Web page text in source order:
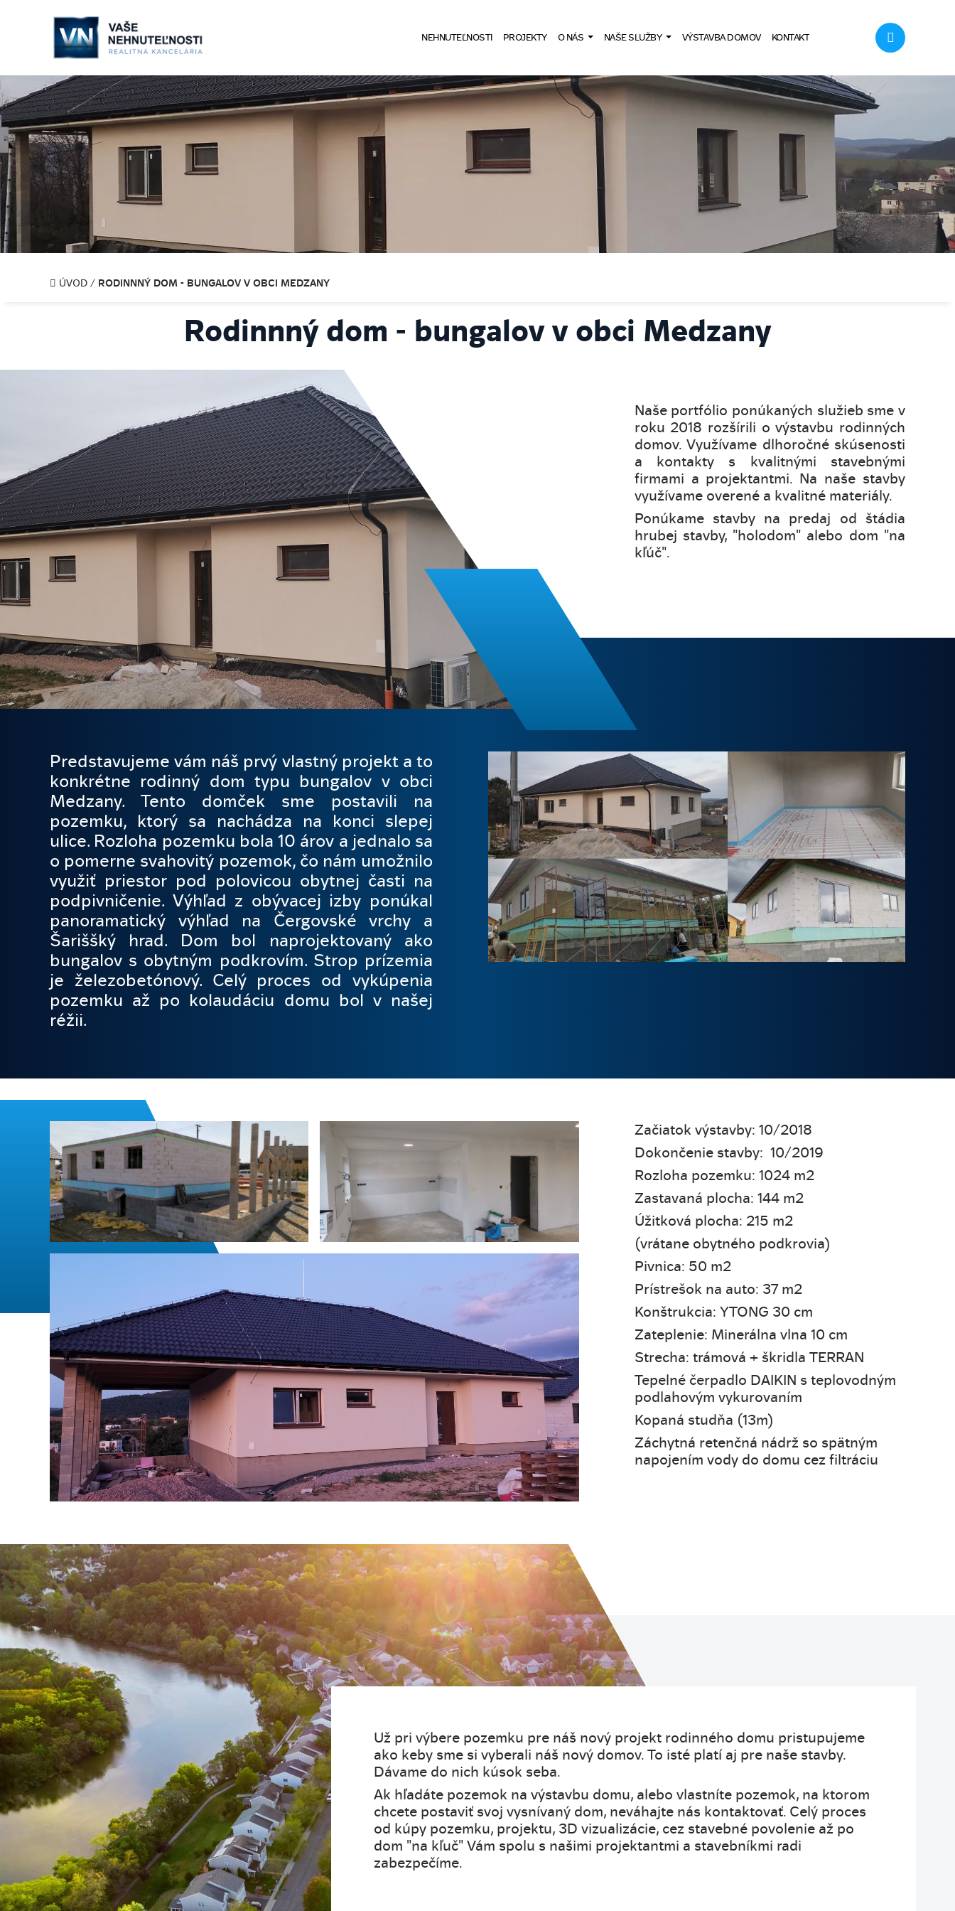
NEHNUTEĽNOSTI PROJEKTY O NÁS NAŠE SLUŽBY VÝSTAVBA DOMOV KONTAKT
ÚVOD / RODINNNÝ DOM - BUNGALOV V OBCI MEDZANY
Rodinnný dom - bungalov v obci Medzany
Naše portfólio ponúkaných služieb sme v
roku 2018 rozšírili o výstavbu rodinných
domov. Využívame dlhoročné skúsenosti
a kontakty s kvalitnými stavebnými
firmami a projektantmi. Na naše stavby
využívame overené a kvalitné materiály.
Ponúkame stavby na predaj od štádia
hrubej stavby, "holodom" alebo dom "na
kľúč".
Predstavujeme vám náš prvý vlastný projekt a to
konkrétne rodinný dom typu bungalov v obci
Medzany. Tento domček sme postavili na
pozemku, ktorý sa nachádza na konci slepej
ulice. Rozloha pozemku bola 10 árov a jednalo sa
o pomerne svahovitý pozemok, čo nám umožnilo
využiť priestor pod polovicou obytnej časti na
podpivničenie. Výhľad z obývacej izby ponúkal
panoramatický výhľad na Čergovské vrchy a
Šariššký hrad. Dom bol naprojektovaný ako
bungalov s obytným podkrovím. Strop prízemia
je železobetónový. Celý proces od vykúpenia
pozemku až po kolaudáciu domu bol v našej
réžii.
Začiatok výstavby: 10/2018
Dokončenie stavby: 10/2019
Rozloha pozemku: 1024 m2
Zastavaná plocha: 144 m2
Úžitková plocha: 215 m2
(vrátane obytného podkrovia)
Pivnica: 50 m2
Prístrešok na auto: 37 m2
Konštrukcia: YTONG 30 cm
Zateplenie: Minerálna vlna 10 cm
Strecha: trámová + škridla TERRAN
Tepelné čerpadlo DAIKIN s teplovodným
podlahovým vykurovaním
Kopaná studňa (13m)
Záchytná retenčná nádrž so spätným
napojením vody do domu cez filtráciu
Už pri výbere pozemku pre náš nový projekt rodinného domu pristupujeme
ako keby sme si vyberali náš nový domov. To isté platí aj pre naše stavby.
Dávame do nich kúsok seba.
Ak hľadáte pozemok na výstavbu domu, alebo vlastníte pozemok, na ktorom
chcete postaviť svoj vysnívaný dom, neváhajte nás kontaktovať. Celý proces
od kúpy pozemku, projektu, 3D vizualizácie, cez stavebné povolenie až po
dom "na kľuč" Vám spolu s našimi projektantmi a stavebníkmi radi
zabezpečíme.